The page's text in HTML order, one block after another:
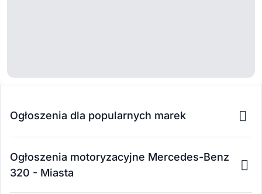
Ogłoszenia dla popularnych marek
Ogłoszenia motoryzacyjne Mercedes-Benz
320 - Miasta